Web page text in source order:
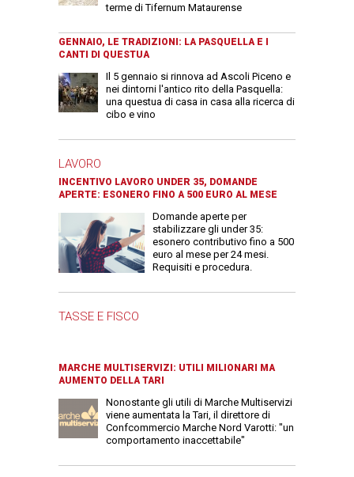
terme di Tifernum Mataurense
GENNAIO, LE TRADIZIONI: LA PASQUELLA E I
CANTI DI QUESTUA
Il 5 gennaio si rinnova ad Ascoli Piceno e
nei dintorni l'antico rito della Pasquella:
una questua di casa in casa alla ricerca di
cibo e vino
LAVORO
INCENTIVO LAVORO UNDER 35, DOMANDE
APERTE: ESONERO FINO A 500 EURO AL MESE
Domande aperte per
stabilizzare gli under 35:
esonero contributivo fino a 500
euro al mese per 24 mesi.
Requisiti e procedura.
TASSE E FISCO
MARCHE MULTISERVIZI: UTILI MILIONARI MA
AUMENTO DELLA TARI
Nonostante gli utili di Marche Multiservizi
viene aumentata la Tari, il direttore di
Confcommercio Marche Nord Varotti: "un
comportamento inaccettabile"